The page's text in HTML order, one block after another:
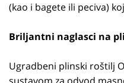
(kao i bagete ili peciva)
Briljantni naglasci na
Ugradbeni plinski roštilj